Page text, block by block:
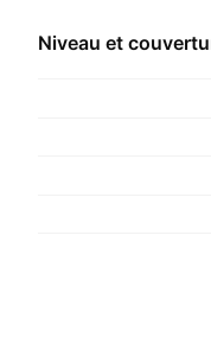
Niveau et